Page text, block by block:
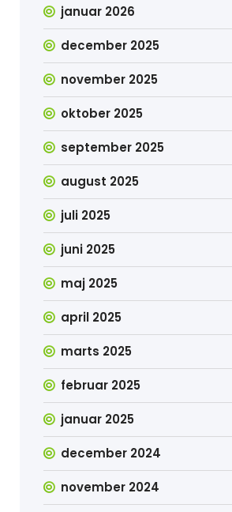
januar 2026
december 2025
november 2025
oktober 2025
september 2025
august 2025
juli 2025
juni 2025
maj 2025
april 2025
marts 2025
februar 2025
januar 2025
december 2024
november 2024